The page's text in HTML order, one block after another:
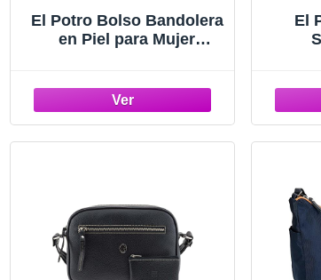
El Potro Bolso Bandolera
en Piel para Mujer
El